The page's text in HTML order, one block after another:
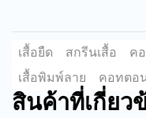
เสื้อยืด สกรีนเสื้อ ค
เสื้อพิมพ์ลาย
คอทตอ
สินค้าที่เกี่ยว